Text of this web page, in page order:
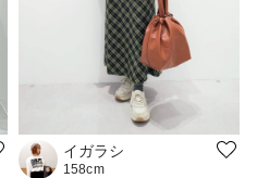
イガラシ
158cm